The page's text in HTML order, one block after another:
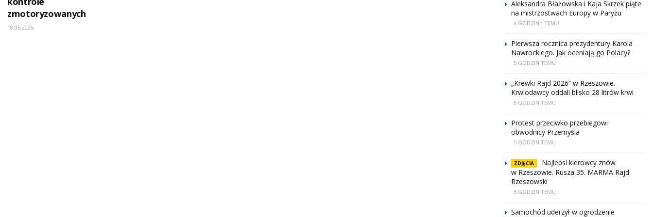
zmotoryzowanych
18.06.2025
Aleksandra Błażowska i Kaja Skrzek piąte
na mistrzostwach Europy w Paryżu
4 GODZINY TEMU
Pierwsza rocznica prezydentury Karola
Nawrockiego. Jak oceniają go Polacy?
5 GODZIN TEMU
„Krewki Rajd 2026” w Rzeszowie.
Krwiodawcy oddali blisko 28 litrów krwi
5 GODZIN TEMU
Protest przeciwko przebiegowi
obwodnicy Przemyśla
5 GODZIN TEMU
ZDJĘCIA
Najlepsi kierowcy znów
w Rzeszowie. Rusza 35. MARMA Rajd
Rzeszowski
5 GODZIN TEMU
Samochód uderzył w ogrodzenie